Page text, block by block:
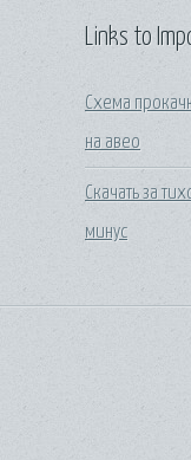
Links to
Схема
на авео
Скачать за
минус